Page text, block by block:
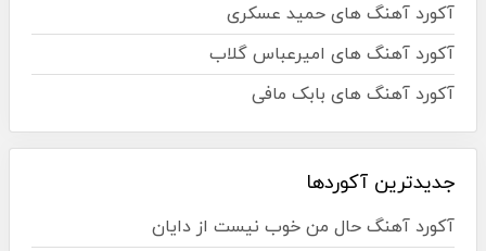
آکورد آهنگ های حمید عسکری
آکورد آهنگ های امیرعباس گلاب
آکورد آهنگ های بابک مافی
جدیدترین آکوردها
آکورد آهنگ حال من خوب نیست از دایان